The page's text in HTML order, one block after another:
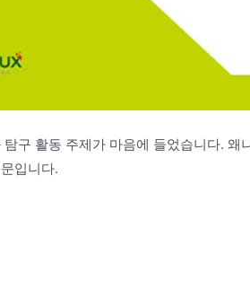
탐구 활동 주제가 마음에 들었습니다.
입니다.